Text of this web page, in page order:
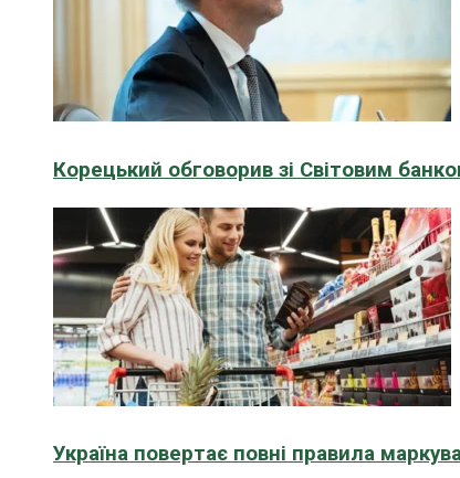
Корецький обговорив зі Світовим
Україна повертає повні правила